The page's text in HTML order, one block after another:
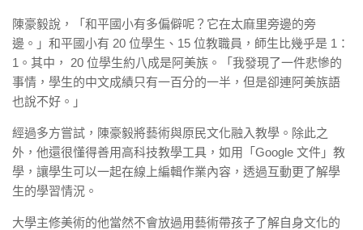
陳豪毅說，「和平國小有多偏僻呢？它在太麻里旁邊的旁
邊。」和平國小有 20 位學生、15 位教職員，師生比幾乎是 1：
1。其中， 20 位學生約八成是阿美族。「我發現了一件悲慘的
事情，學生的中文成績只有一百分的一半，但是卻連阿美族語
也說不好。」
經過多方嘗試，陳豪毅將藝術與原民文化融入教學。除此之
外，他還很懂得善用高科技教學工具，如用「Google 文件」教
學，讓學生可以一起在線上編輯作業內容，透過互動更了解學
生的學習情況。
大學主修美術的他當然不會放過用藝術帶孩子了解自身文化的